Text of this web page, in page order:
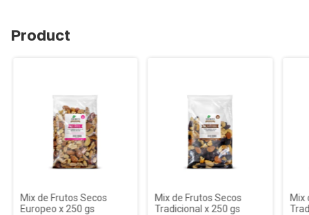
Product
Mix de Frutos Secos
Europeo x 250 gs
Mix de Frutos Secos
Tradicional x 250 gs
Mix